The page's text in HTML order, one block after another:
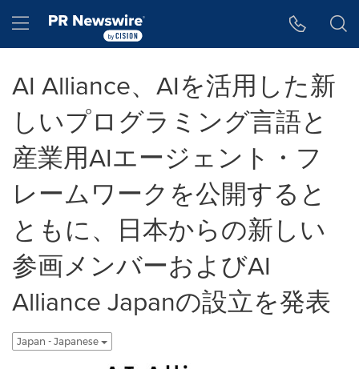
Hamburger menu
AI Alliance、AIを活用した新
しいプログラミング言語と
産業用AIエージェント・フ
レームワークを公開すると
ともに、日本からの新しい
参画メンバーおよびAI
Alliance Japanの設立を発表
Japan - Japanese